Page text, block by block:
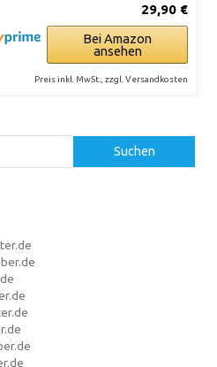
29,90 €
Bei Amazon
ansehen
Preis inkl. MwSt., zzgl. Versandkosten
Suchen